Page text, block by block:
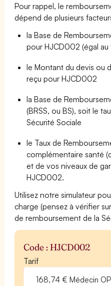
Pour rappel, le
dépend de plusieurs
la Base de
pour HJCD002 (égal au
le Montant du devis ou
reçu pour HJCD002
la Base de
(BRSS, ou BS), soit le
Sécurité Sociale
le Taux de
complémentaire santé
et de vos niveaux de
HJCD002.
Utilisez notre simulateur
charge (pensez à vérifier
de remboursement de la
Code : HJCD002
Tarif